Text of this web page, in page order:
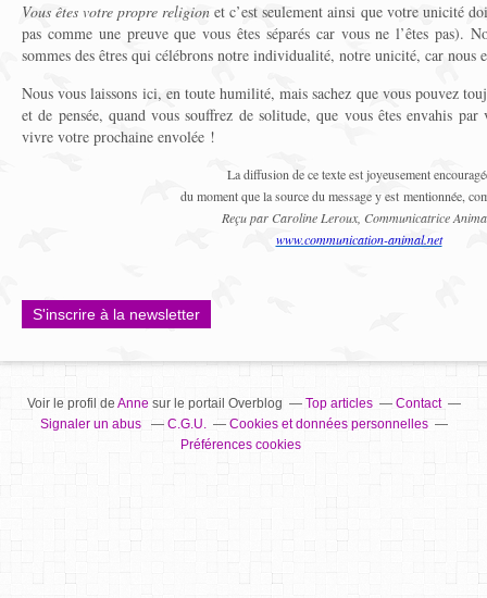
Vous êtes votre propre religion et c’est seulement ainsi que votre unicité
pas comme une preuve que vous êtes séparés car vous ne l’êtes pas).
sommes des êtres qui célébrons notre individualité, notre unicité, car nous
Nous vous laissons ici, en toute humilité, mais sachez que vous pouvez
et de pensée, quand vous souffrez de solitude, que vous êtes envahis
vivre votre prochaine envolée !
La diffusion de ce texte est joyeusement
du moment que la source du message y est mentionnée,
Reçu par Caroline Leroux, Communicatrice
www.communication-animal.net
S'inscrire à la newsletter
Voir le profil de Annesur le portail Overblog Top articles
Contact
Signaler un abus
C.G.U.
Cookies et données personnelles
Préférences cookies